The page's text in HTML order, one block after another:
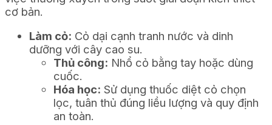
cơ bản.
Làm cỏ: Cỏ dại cạnh tranh nước và dinh
dưỡng với cây cao su.
Thủ công: Nhổ cỏ bằng tay hoặc dùng
cuốc.
Hóa học: Sử dụng thuốc diệt cỏ chọn
lọc, tuân thủ đúng liều lượng và quy định
an toàn.